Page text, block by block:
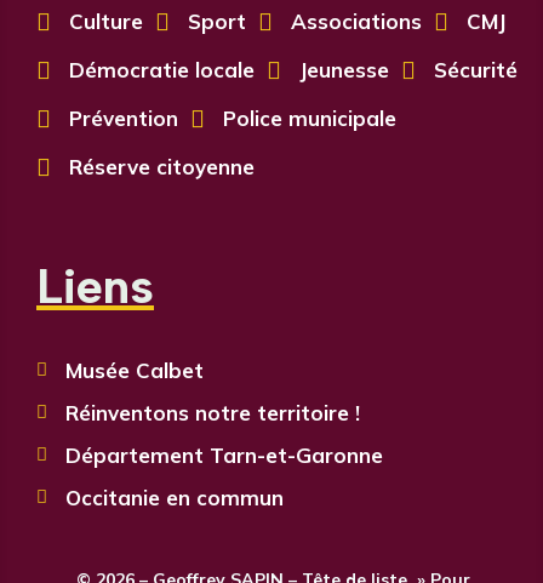
 Culture  Sport  Associations  CMJ
 Démocratie locale  Jeunesse  Sécurité
 Prévention  Police municipale
 Réserve citoyenne
Liens
 Musée Calbet
 Réinventons notre territoire !
 Département Tarn-et-Garonne
 Occitanie en commun